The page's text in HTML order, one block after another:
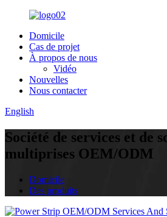
Domicile
Cas de projet
À propos de nous
Vidéo
Nouvelles
Nous contacter
English
Société de services et de
multiprises OEM/ODM
Domicile
Des produits